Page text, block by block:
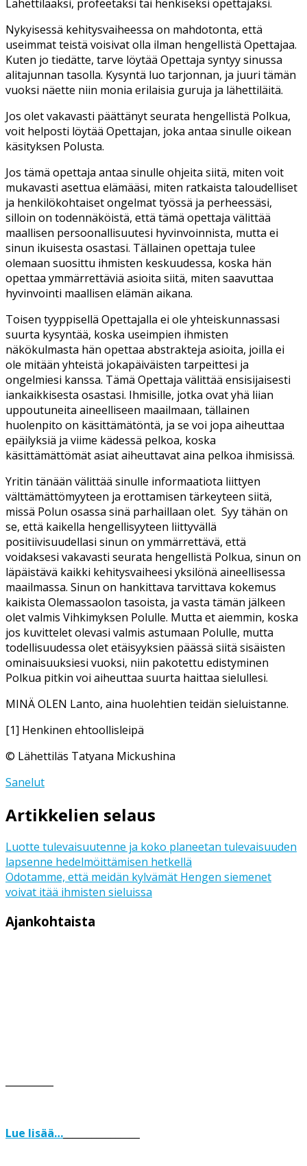
Lähettilääksi, profeetaksi tai henkiseksi opettajaksi.
Nykyisessä kehitysvaiheessa on mahdotonta, että
useimmat teistä voisivat olla ilman hengellistä Opettajaa.
Kuten jo tiedätte, tarve löytää Opettaja syntyy sinussa
alitajunnan tasolla. Kysyntä luo tarjonnan, ja juuri tämän
vuoksi näette niin monia erilaisia guruja ja lähettiläitä.
Jos olet vakavasti päättänyt seurata hengellistä Polkua,
voit helposti löytää Opettajan, joka antaa sinulle oikean
käsityksen Polusta.
Jos tämä opettaja antaa sinulle ohjeita siitä, miten voit
mukavasti asettua elämääsi, miten ratkaista taloudelliset
ja henkilökohtaiset ongelmat työssä ja perheessäsi,
silloin on todennäköistä, että tämä opettaja välittää
maallisen persoonallisuutesi hyvinvoinnista, mutta ei
sinun ikuisesta osastasi. Tällainen opettaja tulee
olemaan suosittu ihmisten keskuudessa, koska hän
opettaa ymmärrettäviä asioita siitä, miten saavuttaa
hyvinvointi maallisen elämän aikana.
Toisen tyyppisellä Opettajalla ei ole yhteiskunnassasi
suurta kysyntää, koska useimpien ihmisten
näkökulmasta hän opettaa abstrakteja asioita, joilla ei
ole mitään yhteistä jokapäiväisten tarpeittesi ja
ongelmiesi kanssa. Tämä Opettaja välittää ensisijaisesti
iankaikkisesta osastasi. Ihmisille, jotka ovat yhä liian
uppoutuneita aineelliseen maailmaan, tällainen
huolenpito on käsittämätöntä, ja se voi jopa aiheuttaa
epäilyksiä ja viime kädessä pelkoa, koska
käsittämättömät asiat aiheuttavat aina pelkoa ihmisissä.
Yritin tänään välittää sinulle informaatiota liittyen
välttämättömyyteen ja erottamisen tärkeyteen siitä,
missä Polun osassa sinä parhaillaan olet. Syy tähän on
se, että kaikella hengellisyyteen liittyvällä
positiivisuudellasi sinun on ymmärrettävä, että
voidaksesi vakavasti seurata hengellistä Polkua, sinun on
läpäistävä kaikki kehitysvaiheesi yksilönä aineellisessa
maailmassa. Sinun on hankittava tarvittava kokemus
kaikista Olemassaolon tasoista, ja vasta tämän jälkeen
olet valmis Vihkimyksen Polulle. Mutta et aiemmin, koska
jos kuvittelet olevasi valmis astumaan Polulle, mutta
todellisuudessa olet etäisyyksien päässä siitä sisäisten
ominaisuuksiesi vuoksi, niin pakotettu edistyminen
Polkua pitkin voi aiheuttaa suurta haittaa sielullesi.
MINÄ OLEN Lanto, aina huolehtien teidän sieluistanne.
[1] Henkinen ehtoollisleipä
© Lähettiläs Tatyana Mickushina
Sanelut
Artikkelien selaus
Luotte tulevaisuutenne ja koko planeetan tulevaisuuden
lapsenne hedelmöittämisen hetkellä
Odotamme, että meidän kylvämät Hengen siemenet
voivat itää ihmisten sieluissa
Ajankohtaista
Lue lisää…